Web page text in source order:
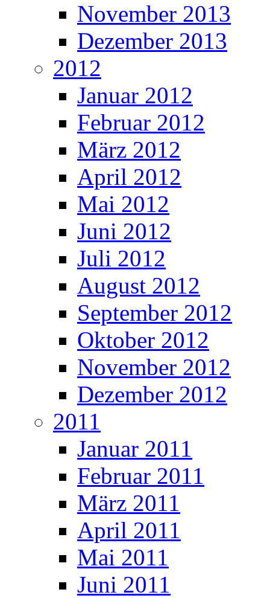
November 2013
Dezember 2013
2012
Januar 2012
Februar 2012
März 2012
April 2012
Mai 2012
Juni 2012
Juli 2012
August 2012
September 2012
Oktober 2012
November 2012
Dezember 2012
2011
Januar 2011
Februar 2011
März 2011
April 2011
Mai 2011
Juni 2011